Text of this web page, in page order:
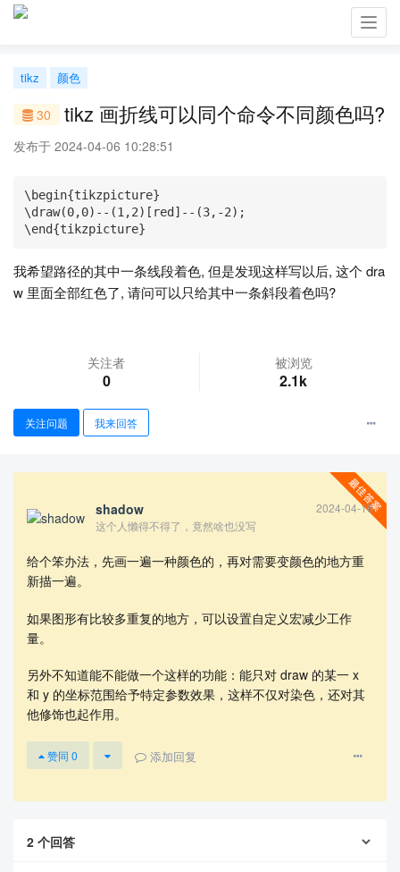
tikz 颜色
30 tikz 画折线可以同个命令不同颜色吗?
发布于 2024-04-06 10:28:51
\begin{tikzpicture}
\draw(0,0)--(1,2)[red]--(3,-2);
\end{tikzpicture}
我希望路径的其中一条线段着色, 但是发现这样写以后, 这个 dra
w 里面全部红色了, 请问可以只给其中一条斜段着色吗?
查看更多
关注者
0
被浏览
2.1k
关注问题 我来回答
shadow
2024-04-16
这个人懒得不得了，竟然啥也没写
给个笨办法，先画一遍一种颜色的，再对需要变颜色的地方重
新描一遍。
如果图形有比较多重复的地方，可以设置自定义宏减少工作
量。
另外不知道能不能做一个这样的功能：能只对 draw 的某一 x
和 y 的坐标范围给予特定参数效果，这样不仅对染色，还对其
他修饰也起作用。
赞同 0 添加回复
2 个回答